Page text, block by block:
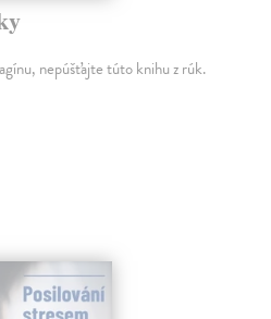
nepúšťajte túto knihu z rúk.